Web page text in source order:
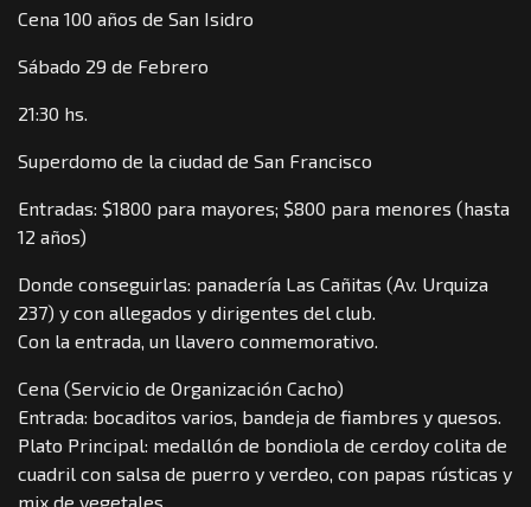
Cena 100 años de San Isidro
Sábado 29 de Febrero
21:30 hs.
Superdomo de la ciudad de San Francisco
Entradas: $1800 para mayores; $800 para menores (hasta
12 años)
Donde conseguirlas: panadería Las Cañitas (Av. Urquiza
237) y con allegados y dirigentes del club.
Con la entrada, un llavero conmemorativo.
Cena (Servicio de Organización Cacho)
Entrada: bocaditos varios, bandeja de fiambres y quesos.
Plato Principal: medallón de bondiola de cerdoy colita de
cuadril con salsa de puerro y verdeo, con papas rústicas y
mix de vegetales.